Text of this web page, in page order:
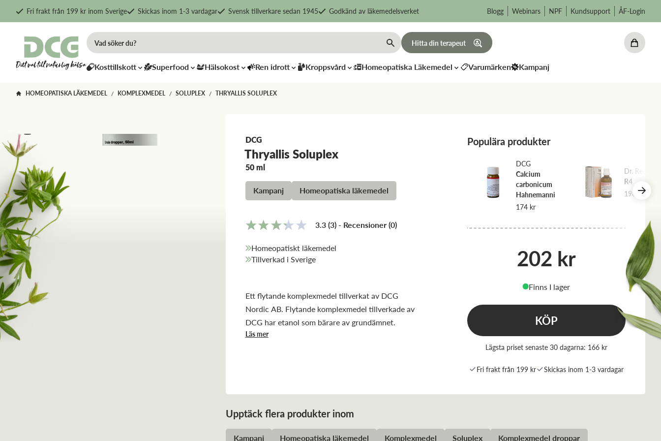
Fri frakt från 199 kr inom Sverige Skickas inom 1-3 vardagar Svensk tillverkare sedan 1945 Godkänd av läkemedelsverket Blogg Webinars NPF Kundsupport ÅF-Login
Hitta din terapeut
Kosttillskott Superfood Hälsokost Ren idrott Kroppsvård Homeopatiska Läkemedel Varumärken Kampanj
HOMEOPATISKA LÄKEMEDEL / KOMPLEXMEDEL / SOLUPLEX / THRYALLIS SOLUPLEX
DCG
Thryallis Soluplex
50 ml
Kampanj Homeopatiska läkemedel
3.3(3) - Recensioner(0)
Homeopatiskt läkemedel
Tillverkad i Sverige
Ett flytande komplexmedel tillverkat av DCG
Nordic AB. Flytande komplexmedel tillverkade av
DCG har etanol som bärare av grundämnet.
Läs mer
Populära produkter
R34
198 kr
DCG
Calcium
carbonicum
Hahnemanni
174 kr
Dr.
R4
198 kr
202 kr
⬤Finns I lager
KÖP
Lägsta priset senaste 30 dagarna: 166 kr
Fri frakt från 199 kr Skickas inom 1-3 vardagar
Upptäck flera produkter inom
Kampanj Homeopatiska läkemedel Komplexmedel Soluplex Komplexmedel droppar